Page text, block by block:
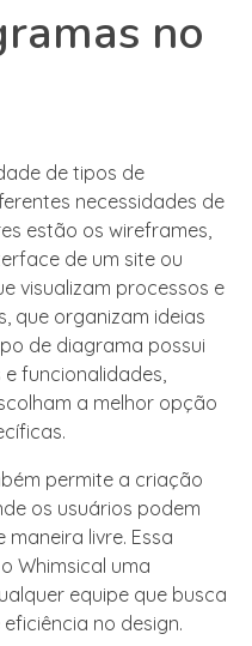
no
de tipos de
necessidades de
estão os wireframes,
de um site ou
visualizam processos e
que organizam ideias
de diagrama possui
funcionalidades,
a melhor opção
permite a criação
os usuários podem
livre. Essa
Whimsical uma
equipe que busca
no design.